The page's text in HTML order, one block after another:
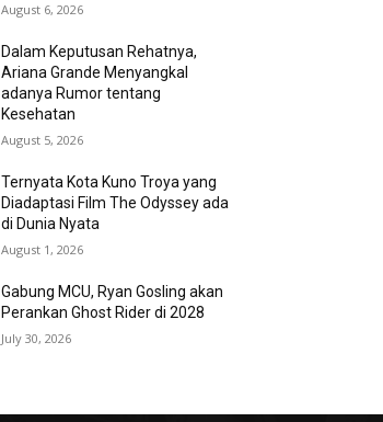
August 6, 2026
Dalam Keputusan Rehatnya,
Ariana Grande Menyangkal
adanya Rumor tentang
Kesehatan
August 5, 2026
Ternyata Kota Kuno Troya yang
Diadaptasi Film The Odyssey ada
di Dunia Nyata
August 1, 2026
Gabung MCU, Ryan Gosling akan
Perankan Ghost Rider di 2028
July 30, 2026